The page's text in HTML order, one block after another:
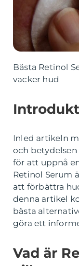
Bästa Retinol
vacker hud
Inled artikeln
och betydelsen
för att uppnå
Retinol Serum
att förbättra
denna artikel
bästa
göra ett
Vad är